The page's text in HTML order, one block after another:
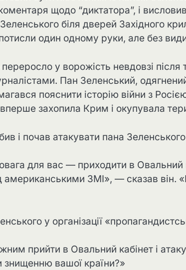
щодо “диктатора”, і
біля дверей Західного
один одному руки, але без
у ворожість невдовзі
Пан Зеленський,
пояснити історію війни з
захопила Крим і окупувала
і почав атакувати пана
для вас — приходити в Овальний
ЗМІ», — сказав він.
у організації
прийти в Овальний кабінет і
знищенню вашої країни?»